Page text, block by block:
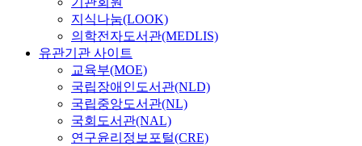
지식나눔(LOOK)
의학전자도서관(MEDLIS)
유관기관 사이트
교육부(MOE)
국립장애인도서관(NLD)
국립중앙도서관(NL)
국회도서관(NAL)
연구윤리정보포털(CRE)